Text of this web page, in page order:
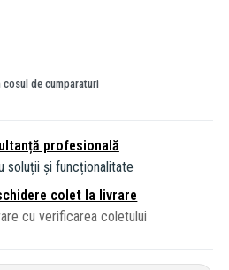
de cumparaturi
profesională
soluții și funcționalitate
colet la livrare
cu verificarea coletului